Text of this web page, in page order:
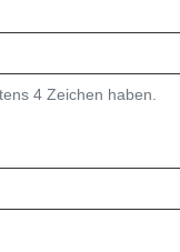
4 Zeichen haben.